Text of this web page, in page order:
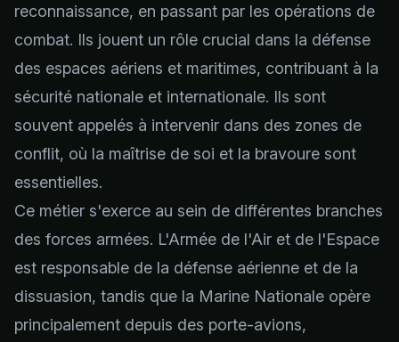
reconnaissance, en passant par les opérations de
combat. Ils jouent un rôle crucial dans la défense
des espaces aériens et maritimes, contribuant à la
sécurité nationale et internationale. Ils sont
souvent appelés à intervenir dans des zones de
conflit, où la maîtrise de soi et la bravoure sont
essentielles.
Ce métier s'exerce au sein de différentes branches
des forces armées. L'Armée de l'Air et de l'Espace
est responsable de la défense aérienne et de la
dissuasion, tandis que la Marine Nationale opère
principalement depuis des porte-avions,